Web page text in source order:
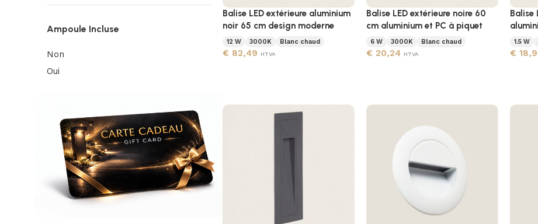
Ampoule Incluse
Non
Oui
Balise LED extérieure aluminium
noir 65 cm design moderne
12 W 3000K Blanc chaud
€ 82,49 HTVA
Balise LED extérieure noire 60
cm aluminium et PC à piquet
6 W 3000K Blanc chaud
€20,24 HTVA
Balise
1.5 W
€